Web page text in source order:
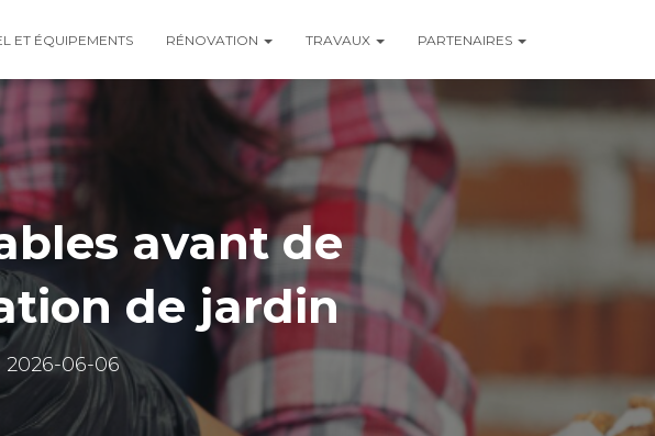
ET ÉQUIPEMENTS RÉNOVATION TRAVAUX PARTENAIRES
avant de
de jardin
2026-06-06